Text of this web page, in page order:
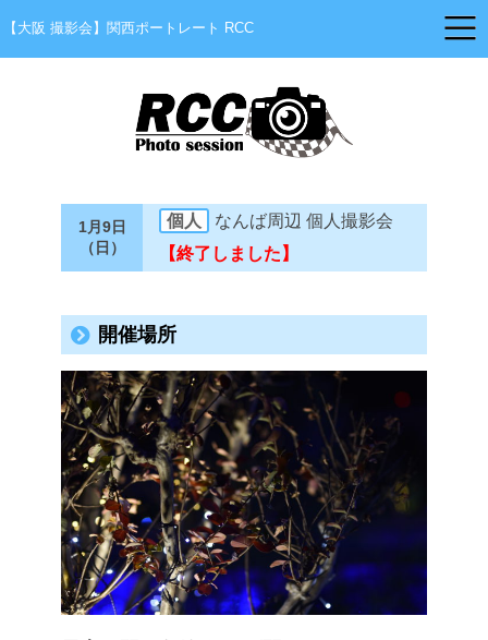
【大阪 撮影会】関西ポートレート RCC
1月9日
（日）
個人
なんば周辺 個人撮影会
【終了しました】
開催場所